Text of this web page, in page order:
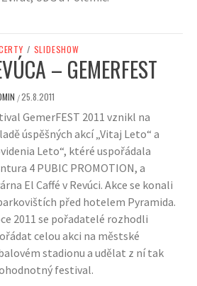
/ SLIDESHOW
– GEMERFEST
/25.8.2011
GemerFEST 2011 vznikl na
úspěšných akcí „Vitaj Leto“ a
Leto“, ktéré uspořádala
4 PUBIC PROMOTION, a
El Caffé v Revúci. Akce se konali
před hotelem Pyramida.
2011 se pořadatelé rozhodli
celou akci na městské
stadionu a udělat z ní tak
festival.